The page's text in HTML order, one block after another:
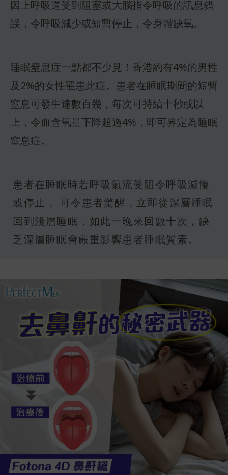
因上呼吸道受到阻塞或大腦指令呼吸的訊息錯
誤，令呼吸減少或短暫停止，令身體缺氧。
睡眠窒息症一點都不少見！香港約有4%的男性
及2%的女性罹患此症。患者在睡眠期間的短暫
窒息可發生達數百幾，每次可持續十秒或以
上，令血含氧量下降超過4%，即可界定為睡眠
窒息症。
患者在睡眠時若呼吸氣流受阻令呼吸減慢
或停止， 可令患者驚醒，立即從深層睡眠
回到淺層睡眠，如此一晚來回數十次，缺
乏深層睡眠會嚴重影響患者睡眠質素。